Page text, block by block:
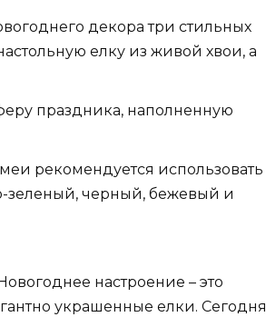
декора три стильных
елку из живой хвои, а
праздника, наполненную
рекомендуется использовать
зеленый, черный, бежевый и
настроение – это
украшенные елки. Сегодня